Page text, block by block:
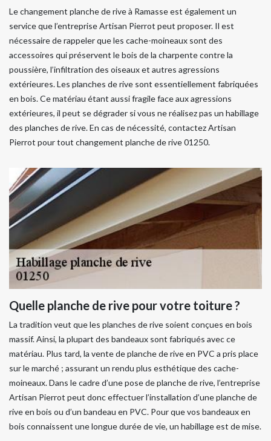
Le changement planche de rive à Ramasse est également un
service que l’entreprise Artisan Pierrot peut proposer. Il est
nécessaire de rappeler que les cache-moineaux sont des
accessoires qui préservent le bois de la charpente contre la
poussière, l’infiltration des oiseaux et autres agressions
extérieures. Les planches de rive sont essentiellement fabriquées
en bois. Ce matériau étant aussi fragile face aux agressions
extérieures, il peut se dégrader si vous ne réalisez pas un habillage
des planches de rive. En cas de nécessité, contactez Artisan
Pierrot pour tout changement planche de rive 01250.
Quelle planche de rive pour votre toiture ?
La tradition veut que les planches de rive soient conçues en bois
massif. Ainsi, la plupart des bandeaux sont fabriqués avec ce
matériau. Plus tard, la vente de planche de rive en PVC a pris place
sur le marché ; assurant un rendu plus esthétique des cache-
moineaux. Dans le cadre d’une pose de planche de rive, l’entreprise
Artisan Pierrot peut donc effectuer l’installation d’une planche de
rive en bois ou d’un bandeau en PVC. Pour que vos bandeaux en
bois connaissent une longue durée de vie, un habillage est de mise.